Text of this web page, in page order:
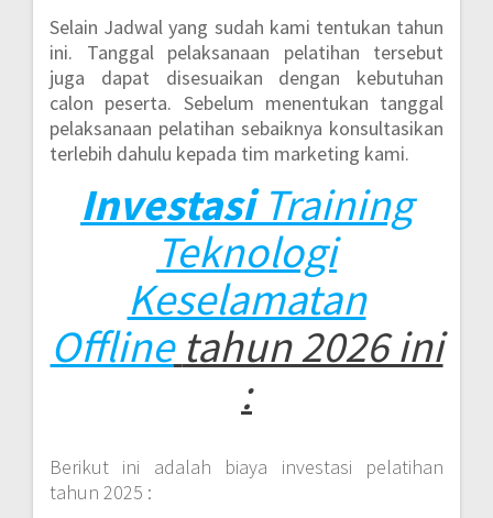
Selain Jadwal yang sudah kami tentukan tahun
ini. Tanggal pelaksanaan pelatihan tersebut
juga dapat disesuaikan dengan kebutuhan
calon peserta. Sebelum menentukan tanggal
pelaksanaan pelatihan sebaiknya konsultasikan
terlebih dahulu kepada tim marketing kami.
Investasi Training
Teknologi
Keselamatan
Offline tahun 2026 ini
:
Berikut ini adalah biaya investasi pelatihan
tahun 2025 :